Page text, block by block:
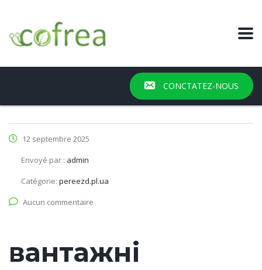
CONCTATEZ-NOUS
12 septembre 2025
Envoyé par : admin
Catégorie: pereezd.pl.ua
Aucun commentaire
вантажні